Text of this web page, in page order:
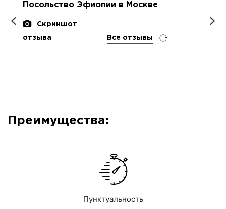
Посольство Эфиопии в Москве
Скриншот
отзыва Все отзывы
Преимущества:
Пунктуальность